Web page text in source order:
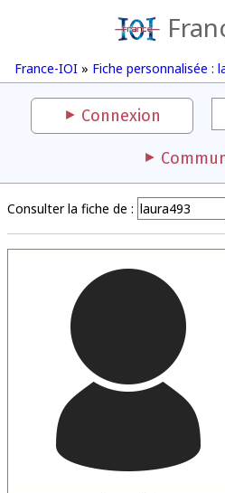
France-IOI » Fiche personnalisée :
Connexion
Consulter la fiche de :